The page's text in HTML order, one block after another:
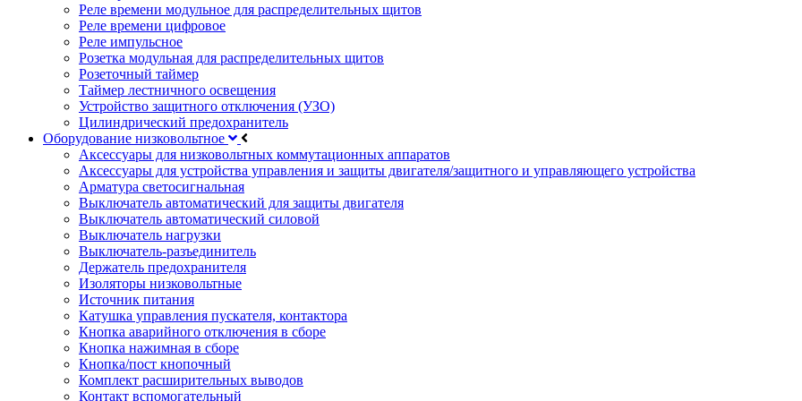
Реле времени модульное для распределительных щитов
Реле времени цифровое
Реле импульсное
Розетка модульная для распределительных щитов
Розеточный таймер
Таймер лестничного освещения
Устройство защитного отключения (УЗО)
Цилиндрический предохранитель
Оборудование низковольтное
Аксессуары для низковольтных коммутационных аппаратов
Аксессуары для устройства управления и защиты двигателя/защитного и управляющего устройства
Арматура светосигнальная
Выключатель автоматический для защиты двигателя
Выключатель автоматический силовой
Выключатель нагрузки
Выключатель-разъединитель
Держатель предохранителя
Изоляторы низковольтные
Источник питания
Катушка управления пускателя, контактора
Кнопка аварийного отключения в сборе
Кнопка нажимная в сборе
Кнопка/пост кнопочный
Комплект расширительных выводов
Контакт вспомогательный